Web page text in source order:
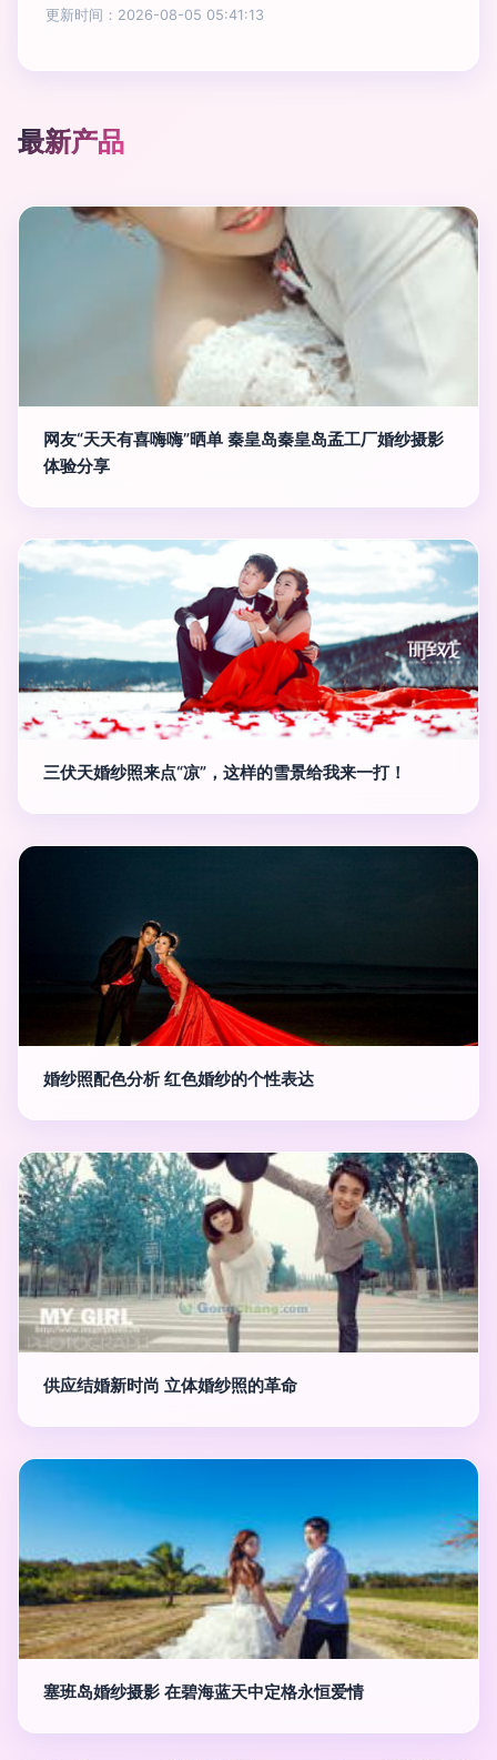
更新时间：2026-08-05 05:41:13
最新产品
网友“天天有喜嗨嗨”晒单 秦皇岛秦皇岛孟工厂婚纱摄影
体验分享
三伏天婚纱照来点“凉”，这样的雪景给我来一打！
婚纱照配色分析 红色婚纱的个性表达
供应结婚新时尚 立体婚纱照的革命
塞班岛婚纱摄影 在碧海蓝天中定格永恒爱情